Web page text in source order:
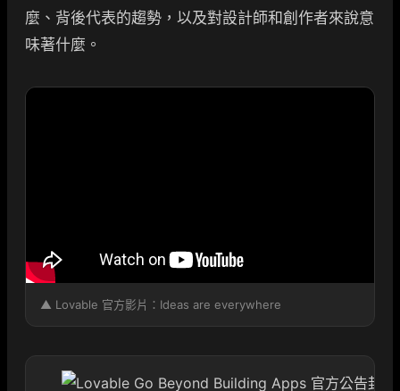
麼、背後代表的趨勢，以及對設計師和創作者來說意
味著什麼。
▲ Lovable 官方影片：Ideas are everywhere